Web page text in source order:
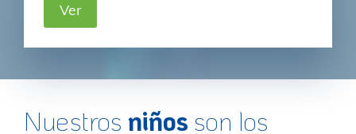
Ver
Nuestros niños son los